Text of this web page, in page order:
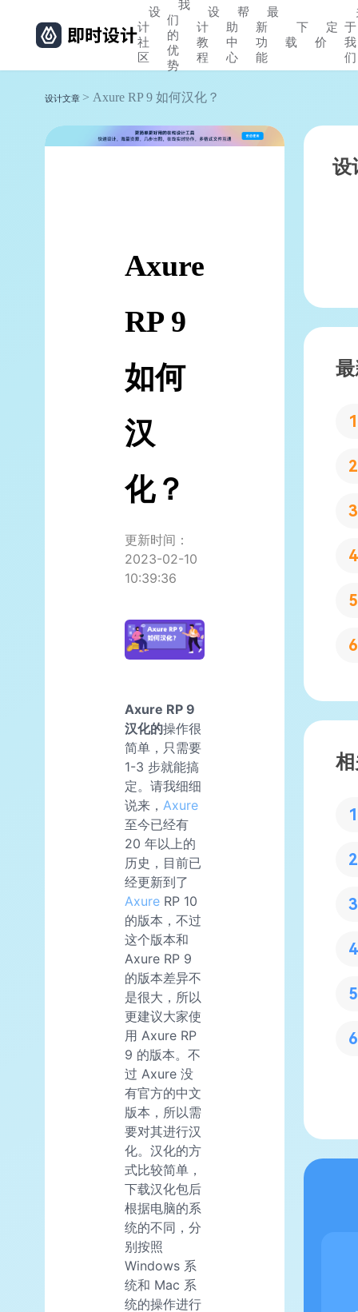
设
计
社
区
我
们
的
优
势
设
计
教
程
帮
助
中
心
最
新
功
能
下
载
定
价
于
我
们
设计文章 > Axure RP 9 如何汉化？
Axure
RP 9
如何
汉
化？
更新时间：
2023-02-10
10:39:36
Axure RP 9
汉化的操作很
简单，只需要
1-3 步就能搞
定。请我细细
说来， Axure
至今已经有
20 年以上的
历史，目前已
经更新到了
Axure RP 10
的版本，不过
这个版本和
Axure RP 9
的版本差异不
是很大，所以
更建议大家使
用 Axure RP
9 的版本。不
过 Axure 没
有官方的中文
版本，所以需
要对其进行汉
化。汉化的方
式比较简单，
下载汉化包后
根据电脑的系
统的不同，分
别按照
Windows 系
统和 Mac 系
统的操作进行
设